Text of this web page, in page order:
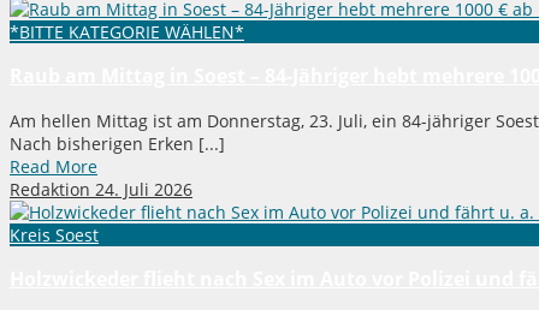
*BITTE KATEGORIE WÄHLEN*
Am hellen Mittag ist am Donnerstag, 23. Juli, ein 84-jähriger
Nach bisherigen Erken [...]
Read More
Redaktion 24. Juli 2026
Kreis Soest